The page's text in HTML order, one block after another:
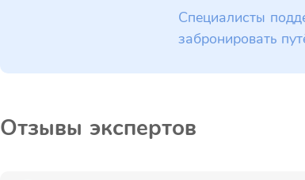
Специалисты
забронировать
Отзывы экспертов